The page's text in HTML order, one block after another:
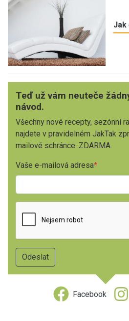
Jak
Teď už vám neuteče
návod.
Všechny nové recepty, sezónní
najdete v pravidelném JakTak
mailové schránce. ZDARMA.
Vaše e-mailová adresa
Facebook